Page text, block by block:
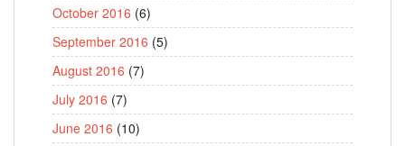
October 2016 (6)
September 2016 (5)
August 2016 (7)
July 2016 (7)
June 2016 (10)